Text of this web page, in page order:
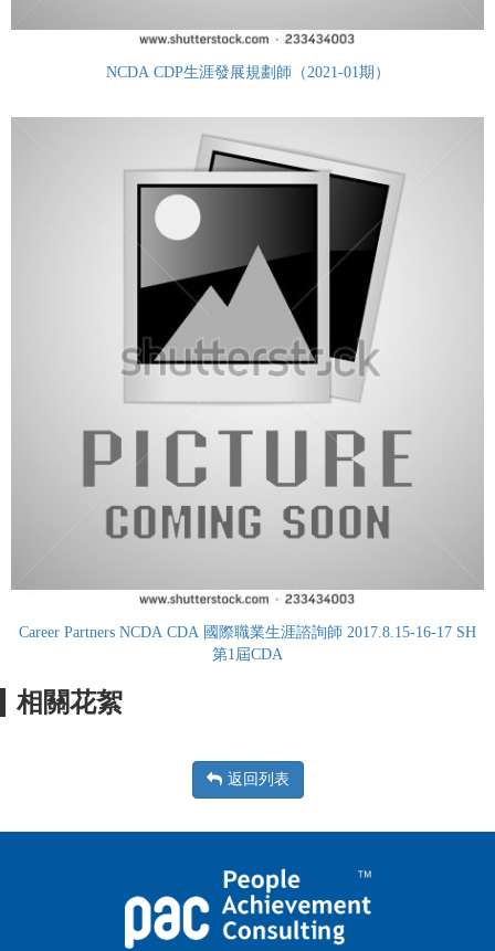
NCDA CDP生涯發展規劃師（2021-01期）
Career Partners NCDA CDA 國際職業生涯諮詢師 2017.8.15-16-17 SH
第1屆CDA
相關花絮
返回列表